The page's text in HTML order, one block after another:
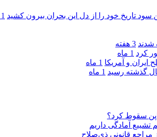
سود تاریخ خود را از دل این بحران بیرون کشید 1 روز
شدند 3 هفته
1 ماه
ایران و آمریکا 1 ماه
1 ماه
سقوط کرد؟
آمادگی داریم
مراجع قانونی ذی‌‏صلاح